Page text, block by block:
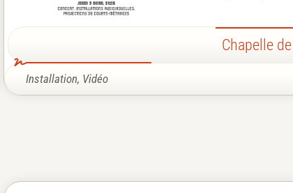
Chapelle
Installation, Vidéo